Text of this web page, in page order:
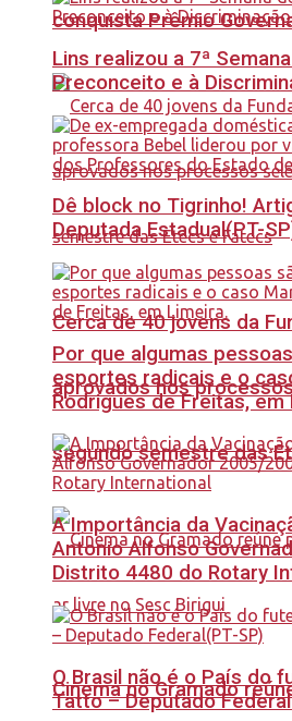
conquista Prêmio
Cerca de 40 jovens da
aprovados nos
segundo semestre das
Cinema no Gramado
Lins realizou a 7ª
Preconceito e à
Dê block no Tigrinho!
Deputada Estadual(PT-
Por que algumas
esportes radicais e o
Rodrigues de Freitas, em
A Importância da
Antonio Alfonso
Distrito 4480 do Rotary
O Brasil não é o País do
Tatto – Deputado